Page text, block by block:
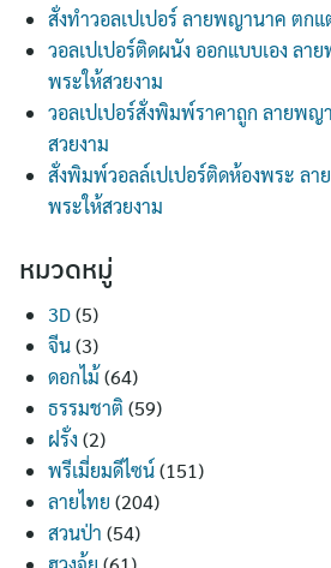
สั่งทำวอลเปเปอร์ ลายพญานาค ตกแ
วอลเปเปอร์ติดผนัง ออกแบบเอง ลา
พระให้สวยงาม
วอลเปเปอร์สั่งพิมพ์ราคาถูก ลายพ
สวยงาม
สั่งพิมพ์วอลล์เปเปอร์ติดห้องพระ ล
พระให้สวยงาม
หมวดหมู่
3D(5)
จีน(3)
ดอกไม้ (64)
ธรรมชาติ (59)
ฝรั่ง (2)
พรีเมี่ยมดีไซน์(151)
ลายไทย (204)
สวนป่า (54)